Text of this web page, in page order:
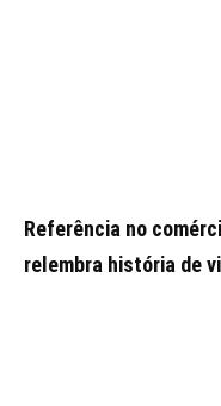
Referência no
relembra história de